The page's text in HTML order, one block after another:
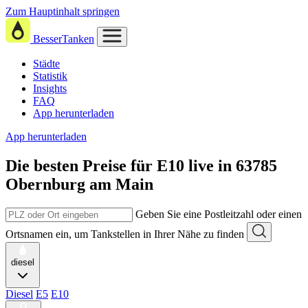
Zum Hauptinhalt springen
BesserTanken
Städte
Statistik
Insights
FAQ
App herunterladen
App herunterladen
Die besten Preise für E10 live in 63785
Obernburg am Main
Geben Sie eine Postleitzahl oder einen
Ortsnamen ein, um Tankstellen in Ihrer Nähe zu finden
diesel
Diesel E5 E10